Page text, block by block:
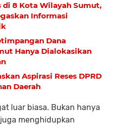
8 Kota Wilayah Sumut,
Informasi
Dana
Hanya Dialokasikan
Aspirasi Reses DPRD
Daerah
luar biasa. Bukan hanya
menghidupkan